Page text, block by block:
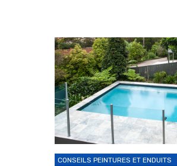
CONSEILS PEINTURES ET ENDUITS